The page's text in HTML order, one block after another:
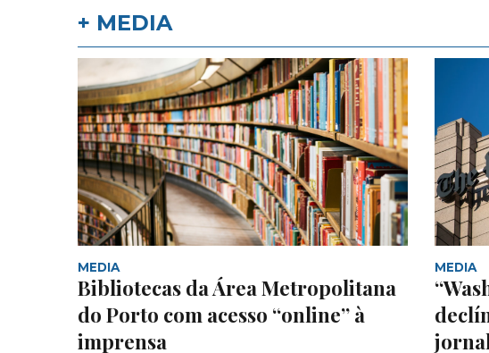
+ MEDIA
MEDIA
Bibliotecas da Área Metropolitana
do Porto com acesso “online” à
imprensa
MEDIA